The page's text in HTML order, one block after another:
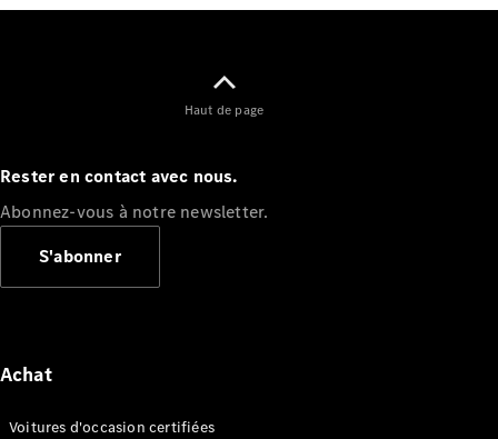
Haut de page
Rester en contact avec nous.
Abonnez-vous à notre newsletter.
S'abonner
Achat
Voitures d'occasion certifiées